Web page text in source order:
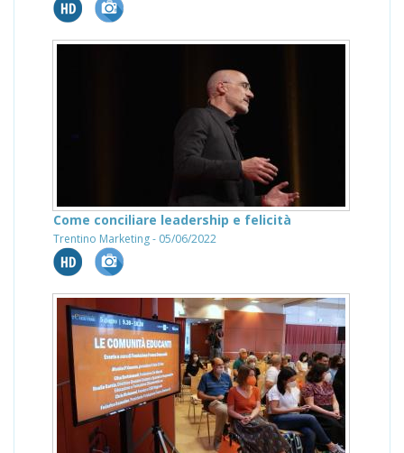
Come conciliare leadership e felicità
Trentino Marketing - 05/06/2022